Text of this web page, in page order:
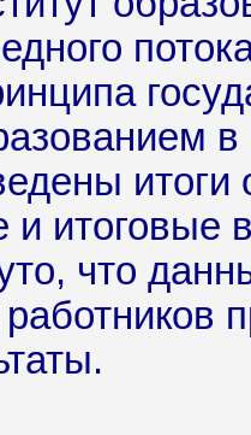
итоги
и итоговые
что